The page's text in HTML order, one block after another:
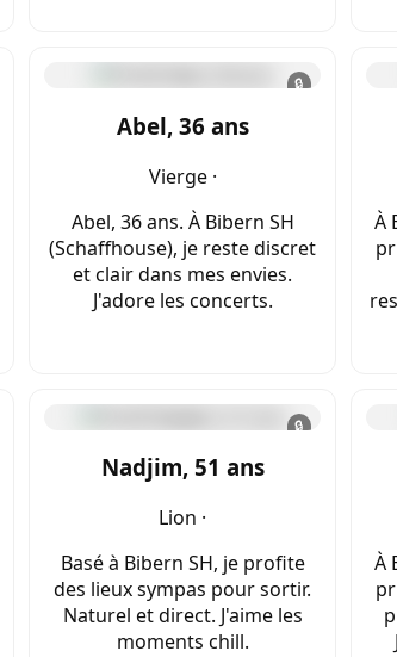
🔒
Abel, 36 ans
Vierge ·
Abel, 36 ans. À Bibern SH
(Schaffhouse), je reste discret
et clair dans mes envies.
J'adore les concerts.
À
🔒
Nadjim, 51 ans
Lion ·
Basé à Bibern SH, je profite
des lieux sympas pour sortir.
Naturel et direct. J'aime les
moments chill.
À